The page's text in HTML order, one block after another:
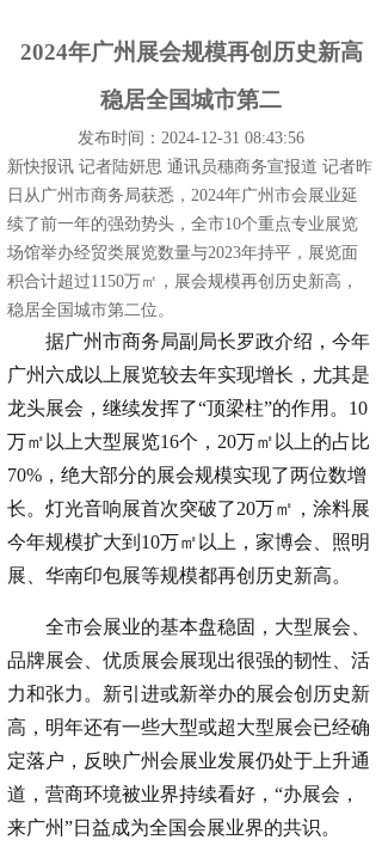
2024年广州展会规模再创历史新高
稳居全国城市第二
发布时间：2024-12-31 08:43:56
新快报讯 记者陆妍思 通讯员穗商务宣报道 记者昨
日从广州市商务局获悉，2024年广州市会展业延
续了前一年的强劲势头，全市10个重点专业展览
场馆举办经贸类展览数量与2023年持平，展览面
积合计超过1150万㎡，展会规模再创历史新高，
稳居全国城市第二位。
据广州市商务局副局长罗政介绍，今年
广州六成以上展览较去年实现增长，尤其是
龙头展会，继续发挥了“顶梁柱”的作用。10
万㎡以上大型展览16个，20万㎡以上的占比
70%，绝大部分的展会规模实现了两位数增
长。灯光音响展首次突破了20万㎡，涂料展
今年规模扩大到10万㎡以上，家博会、照明
展、华南印包展等规模都再创历史新高。
全市会展业的基本盘稳固，大型展会、
品牌展会、优质展会展现出很强的韧性、活
力和张力。新引进或新举办的展会创历史新
高，明年还有一些大型或超大型展会已经确
定落户，反映广州会展业发展仍处于上升通
道，营商环境被业界持续看好，“办展会，
来广州”日益成为全国会展业界的共识。